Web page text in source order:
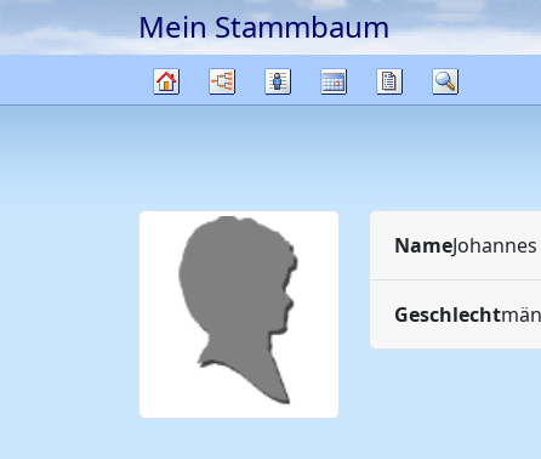
Weiter zu Hauptseite
Mein Stammbaum
Diagramme
Listen KalenderBerichte
NameJohannes
Geschlecht